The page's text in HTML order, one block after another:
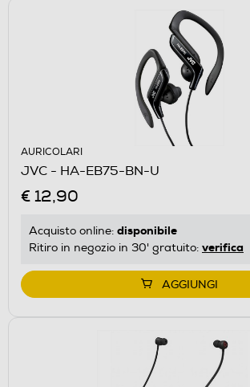
AURICOLARI
JVC - HA-EB75-BN-U
€ 12,90
Acquisto online: disponibile
Ritiro in negozio in 30' gratuito: verifica
AGGIUNGI